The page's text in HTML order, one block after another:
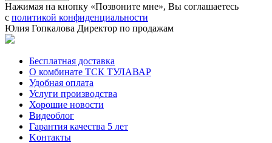
Нажимая на кнопку «Позвоните мне», Вы соглашаетесь
с политикой конфиденциальности
Юлия Гопкалова Директор по продажам
Бесплатная доставка
О комбинате ТСК ТУЛАВАР
Удобная оплата
Услуги производства
Хорошие новости
Видеоблог
Гарантия качества 5 лет
Kонтакты